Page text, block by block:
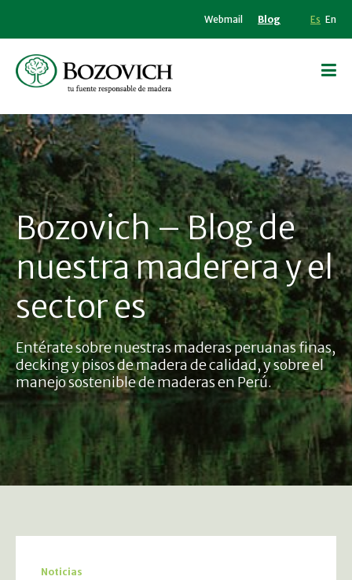
Webmail Blog Es En
Bozovich – Blog de
nuestra maderera y el
sector es
Entérate sobre nuestras maderas peruanas finas,
decking y pisos de madera de calidad, y sobre el
manejo sostenible de maderas en Perú.
Noticias